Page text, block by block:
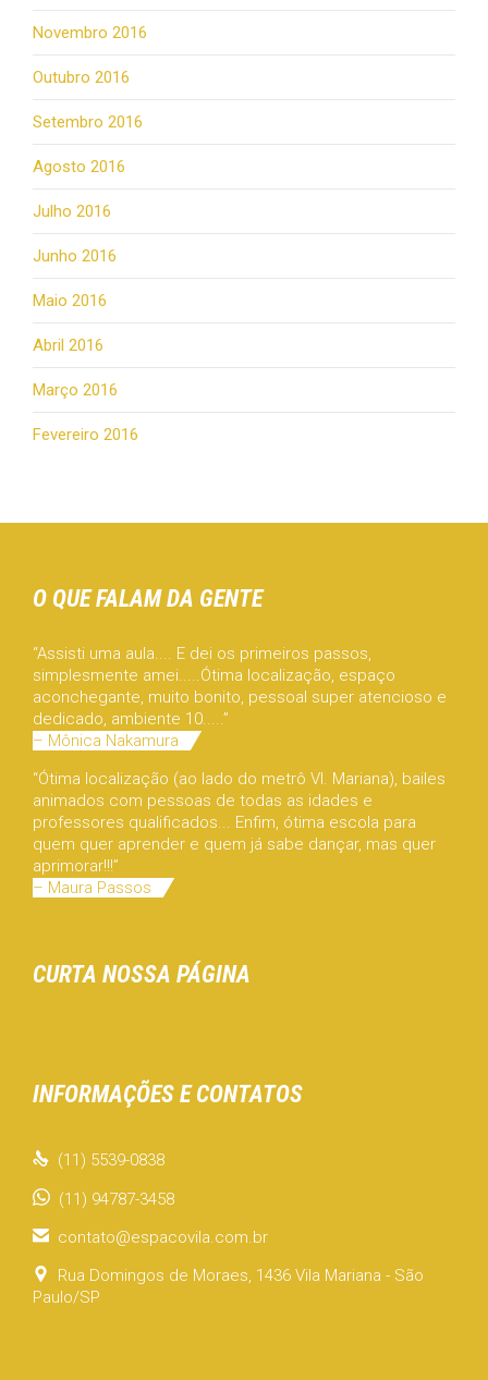
Novembro 2016
Outubro 2016
Setembro 2016
Agosto 2016
Julho 2016
Junho 2016
Maio 2016
Abril 2016
Março 2016
Fevereiro 2016
O QUE FALAM DA GENTE
“Assisti uma aula.... E dei os primeiros passos,
simplesmente amei.....Ótima localização, espaço
aconchegante, muito bonito, pessoal super atencioso e
dedicado, ambiente 10.....”
– Mônica Nakamura
“Ótima localização (ao lado do metrô Vl. Mariana), bailes
animados com pessoas de todas as idades e
professores qualificados... Enfim, ótima escola para
quem quer aprender e quem já sabe dançar, mas quer
aprimorar!!!”
– Maura Passos
CURTA NOSSA PÁGINA
INFORMAÇÕES E CONTATOS
 (11) 5539-0838
(11) 94787-3458
 contato@espacovila.com.br

Rua Domingos de Moraes, 1436 Vila Mariana - São
Paulo/SP